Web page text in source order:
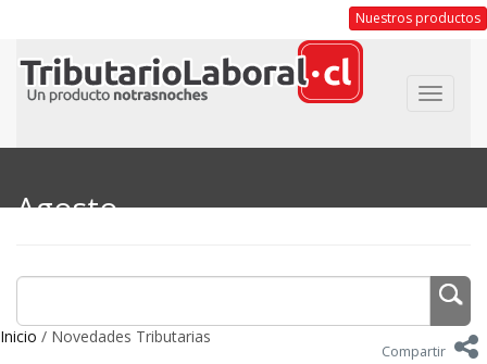
Nuestros productos
Toggle
Agosto
Inicio / Novedades Tributarias
Compartir